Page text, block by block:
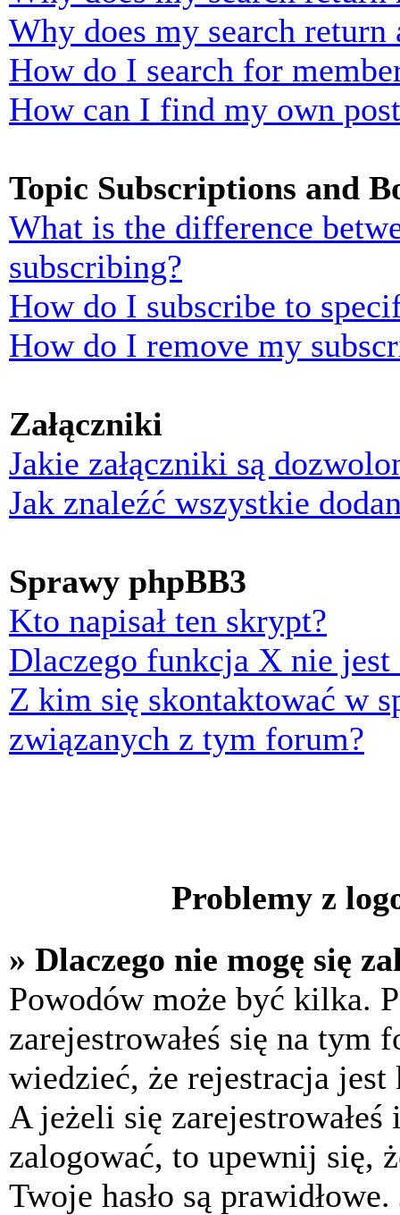
Why does my search return
How do I search for
How can I find my own
Topic Subscriptions and
What is the difference
subscribing?
How do I subscribe to
How do I remove my
Załączniki
Jakie załączniki są
Jak znaleźć wszystkie
Sprawy phpBB3
Kto napisał ten skrypt?
Dlaczego funkcja X nie jest
Z kim się skontaktować w
związanych z tym forum?
Problemy z
» Dlaczego nie mogę się
Powodów może być kilka.
zarejestrowałeś się na tym
wiedzieć, że rejestracja
A jeżeli się
zalogować, to upewnij się,
Twoje hasło są